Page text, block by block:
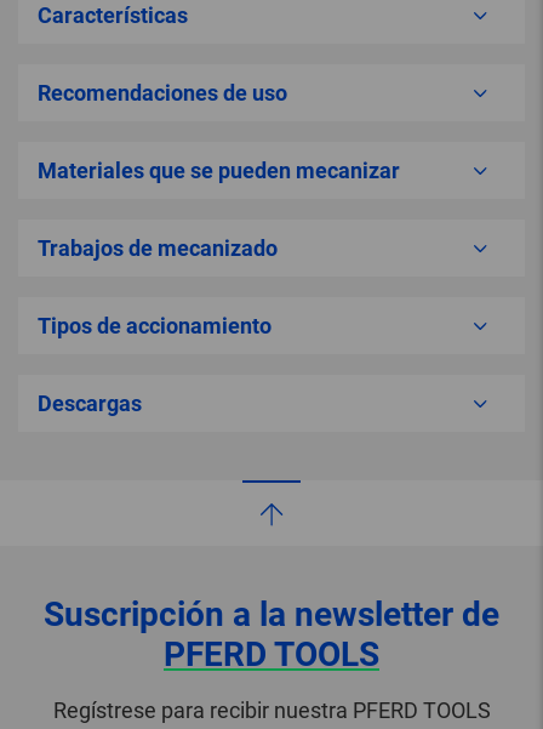
Características
Recomendaciones de uso
Materiales que se pueden mecanizar
Trabajos de mecanizado
Tipos de accionamiento
Descargas
Suscripción a la newsletter de
PFERD TOOLS
Regístrese para recibir nuestra PFERD TOOLS